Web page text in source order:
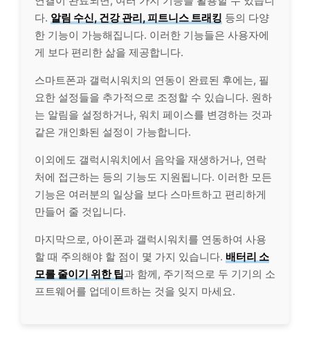
다. 알림 수신, 건강 관리, 피트니스 트래킹 등의 다양
한 기능이 가능해집니다. 이러한 기능들은 사용자에
게 보다 편리한 삶을 제공합니다.
스마트폰과 갤럭시워치의 연동이 완료된 후에는, 필
요한 설정들을 추가적으로 조정할 수 있습니다. 원하
는 알림을 설정하거나, 워치 페이스를 변경하는 것과
같은 개인화된 설정이 가능합니다.
이외에도 갤럭시워치에서 음악을 재생하거나, 연락
처에 접근하는 등의 기능도 지원됩니다. 이러한 모든
기능은 여러분의 일상을 보다 스마트하고 편리하게
만들어 줄 것입니다.
마지막으로, 아이폰과 갤럭시워치를 연동하여 사용
할 때 주의해야 할 점이 몇 가지 있습니다. 배터리 소
모를 줄이기 위한 팁과 함께, 주기적으로 두 기기의 소
프트웨어를 업데이트하는 것을 잊지 마세요.